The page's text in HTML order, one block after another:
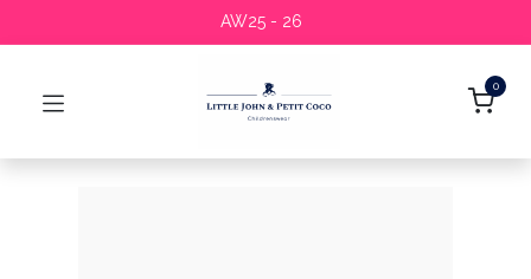
AW25 - 26
0